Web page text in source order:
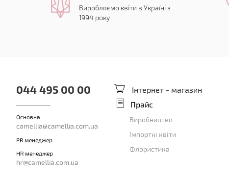
Виробляємо квіти в Україні з
1994 року
044 495 00 00
Основна
camellia@camellia.com.ua
PR менеджер
HR менеджер
hr@camellia.com.ua
Інтернет - магазин
Прайс
Виробництво
Імпортні квіти
Флористика